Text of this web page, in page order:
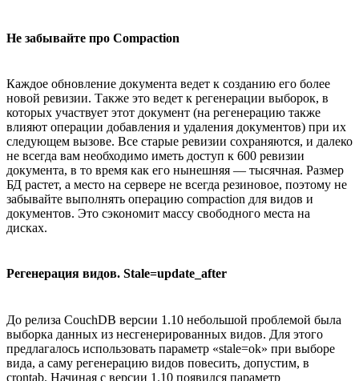
Не забывайте про Compaction
Каждое обновление документа ведет к созданию его более
новой ревизии. Также это ведет к регенерации выборок, в
которых участвует этот документ (на регенерацию также
влияют операции добавления и удаления документов) при их
следующем вызове. Все старые ревизии сохраняются, и далеко
не всегда вам необходимо иметь доступ к 600 ревизии
документа, в то время как его нынешняя — тысячная. Размер
БД растет, а место на сервере не всегда резиновое, поэтому не
забывайте выполнять операцию compaction для видов и
документов. Это сэкономит массу свободного места на
дисках.
Регенерация видов. Stale=update_after
До релиза CouchDB версии 1.10 небольшой проблемой была
выборка данных из несгенерированных видов. Для этого
предлагалось использовать параметр «stale=ok» при выборе
вида, а саму регенерацию видов повесить, допустим, в
crontab. Начиная с версии 1.10 появился параметр